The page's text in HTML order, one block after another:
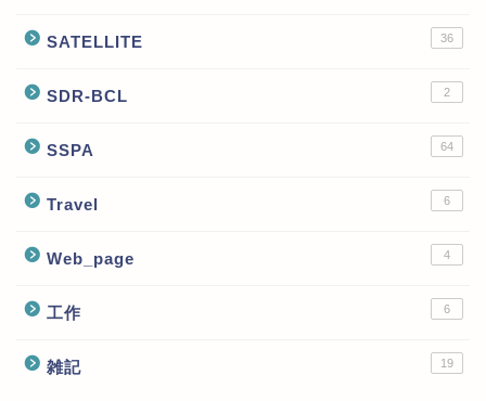
SATELLITE 36
SDR-BCL 2
SSPA 64
Travel 6
Web_page 4
工作 6
雑記 19